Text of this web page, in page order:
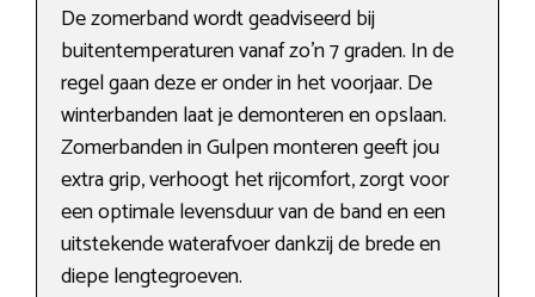
De zomerband wordt geadviseerd bij
buitentemperaturen vanaf zo’n 7 graden. In de
regel gaan deze er onder in het voorjaar. De
winterbanden laat je demonteren en opslaan.
Zomerbanden in Gulpen monteren geeft jou
extra grip, verhoogt het rijcomfort, zorgt voor
een optimale levensduur van de band en een
uitstekende waterafvoer dankzij de brede en
diepe lengtegroeven.